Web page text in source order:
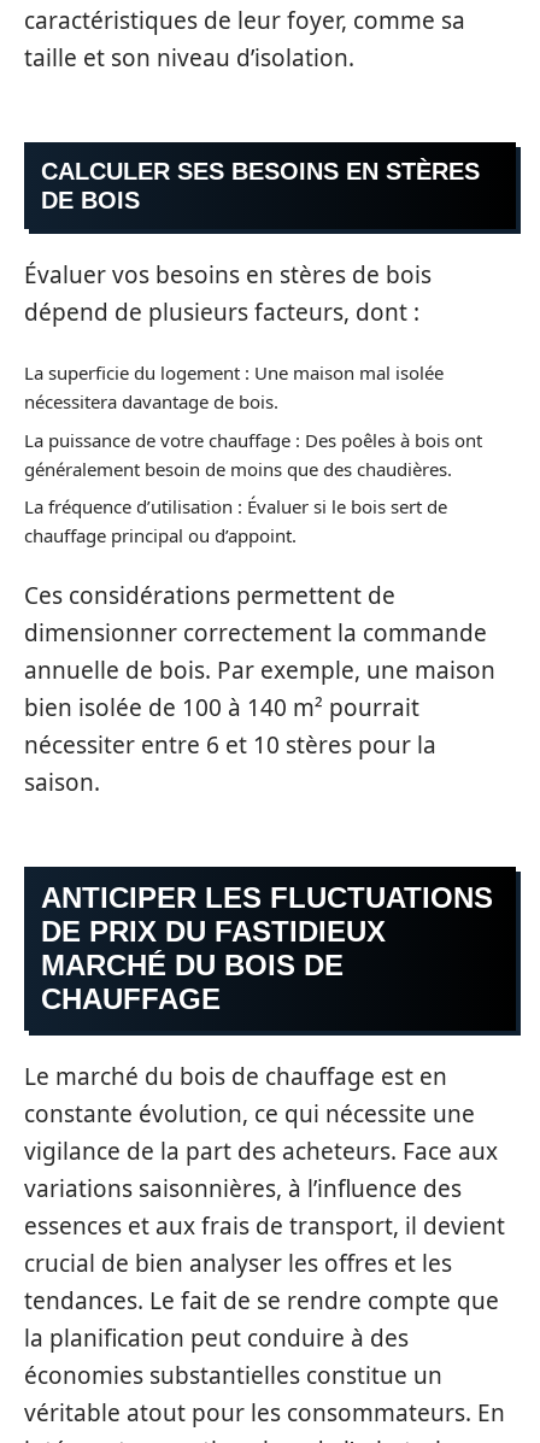
caractéristiques de leur foyer, comme sa
taille et son niveau d’isolation.
CALCULER SES BESOINS EN STÈRES
DE BOIS
Évaluer vos besoins en stères de bois
dépend de plusieurs facteurs, dont :
La superficie du logement : Une maison mal isolée
nécessitera davantage de bois.
La puissance de votre chauffage : Des poêles à bois ont
généralement besoin de moins que des chaudières.
La fréquence d’utilisation : Évaluer si le bois sert de
chauffage principal ou d’appoint.
Ces considérations permettent de
dimensionner correctement la commande
annuelle de bois. Par exemple, une maison
bien isolée de 100 à 140 m² pourrait
nécessiter entre 6 et 10 stères pour la
saison.
ANTICIPER LES FLUCTUATIONS
DE PRIX DU FASTIDIEUX
MARCHÉ DU BOIS DE
CHAUFFAGE
Le marché du bois de chauffage est en
constante évolution, ce qui nécessite une
vigilance de la part des acheteurs. Face aux
variations saisonnières, à l’influence des
essences et aux frais de transport, il devient
crucial de bien analyser les offres et les
tendances. Le fait de se rendre compte que
la planification peut conduire à des
économies substantielles constitue un
véritable atout pour les consommateurs. En